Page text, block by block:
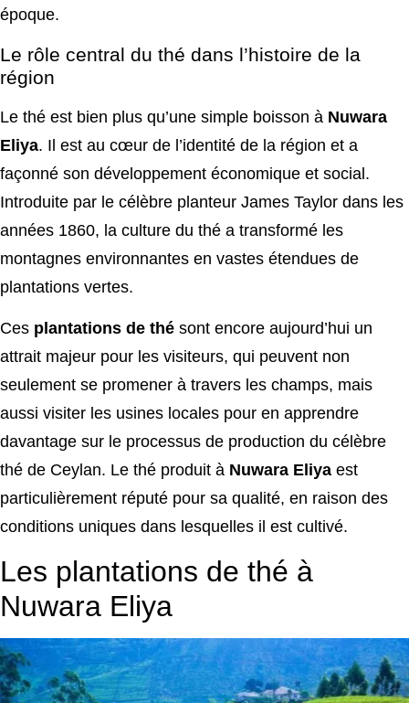
époque.
Le rôle central du thé dans l’histoire de la
région
Le thé est bien plus qu’une simple boisson à Nuwara
Eliya. Il est au cœur de l’identité de la région et a
façonné son développement économique et social.
Introduite par le célèbre planteur James Taylor dans les
années 1860, la culture du thé a transformé les
montagnes environnantes en vastes étendues de
plantations vertes.
Ces plantations de thé sont encore aujourd’hui un
attrait majeur pour les visiteurs, qui peuvent non
seulement se promener à travers les champs, mais
aussi visiter les usines locales pour en apprendre
davantage sur le processus de production du célèbre
thé de Ceylan. Le thé produit à Nuwara Eliya est
particulièrement réputé pour sa qualité, en raison des
conditions uniques dans lesquelles il est cultivé.
Les plantations de thé à
Nuwara Eliya